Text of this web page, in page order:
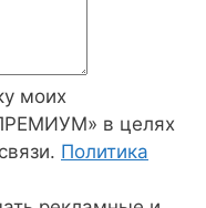
моих
в целях
Политика